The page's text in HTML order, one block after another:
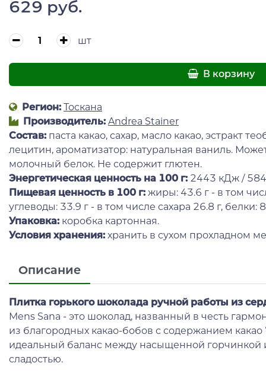
629 руб.
шт
В корзину
Регион: Тоскана
Производитель: Andrea Stainer
Состав: паста какао, сахар, масло какао, эстракт
лецитин, ароматизатор: натуральная ваниль.
молочный белок. Не содержит глютен.
Энергетическая ценность на 100 г: 2443 кДж /
Пищевая ценность в 100 г: жиры: 43.6 г - в том
углеводы: 33.9 г - в том числе сахара 26.8 г, белки:
Упаковка: коробка картонная.
Условия хранения: хранить в сухом прохладном
Описание
Плитка горького шоколада ручной работы из
Mens Sana - это шоколад, названный в честь
из благородных какао-бобов с содержанием какао
идеальный баланс между насыщенной горчинкой
сладостью.